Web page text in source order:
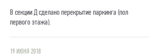
В секции Д сделано перекрытие паркинга (пол
первого этажа).
19 ИЮНЯ 2018